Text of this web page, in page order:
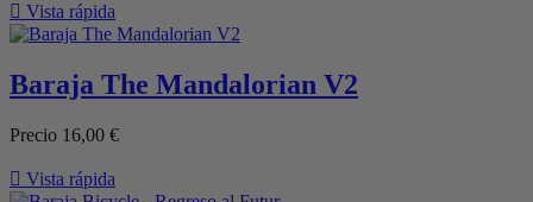
 Vista rápida
Baraja The Mandalorian V2
Precio 16,00 €
 Vista rápida